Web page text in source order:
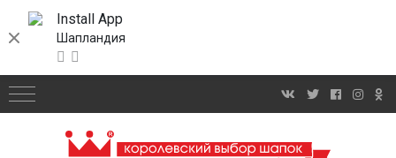
Install App
Шапландия